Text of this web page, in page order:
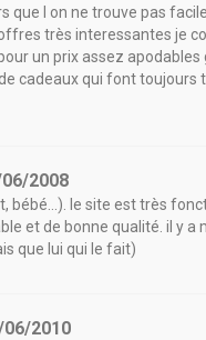
que l on ne trouve pas
très interessantes je
un prix assez apodables
cadeaux qui font toujours
2008
le site est très
et de bonne qualité. il y a
que lui qui le fait)
06/2010